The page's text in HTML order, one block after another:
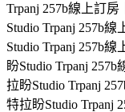
Trpanj 257b線上訂
Studio Trpanj 257b
Studio Trpanj 257b
盼Studio Trpanj
拉盼Studio Trpanj
特拉盼Studio Trpanj